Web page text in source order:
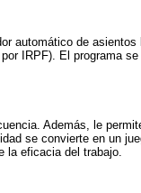
automático de asientos
IRPF). El programa se
Además, le
se convierte en un
la eficacia del trabajo.